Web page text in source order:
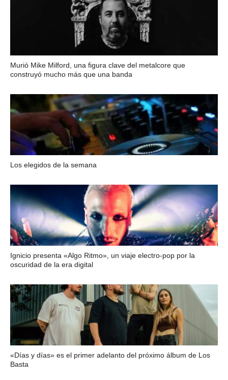
Murió Mike Milford, una figura clave del metalcore que
construyó mucho más que una banda
Los elegidos de la semana
Ignicio presenta «Algo Ritmo», un viaje electro-pop por la
oscuridad de la era digital
«Días y días» es el primer adelanto del próximo álbum de Los
Basta